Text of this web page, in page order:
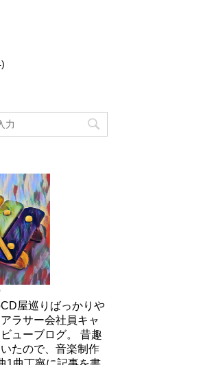
屋巡りばっかりや
ラサー会社員キャ
ューブログ。 昔趣
たので、音楽制作